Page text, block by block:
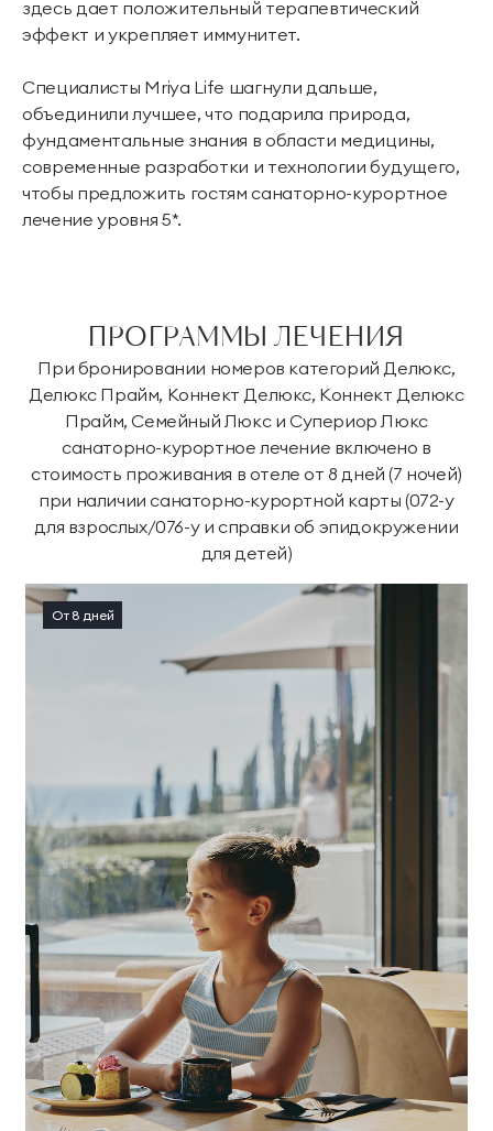
здесь дает положительный терапевтический
эффект и укрепляет иммунитет.
Специалисты Mriya Life шагнули дальше,
объединили лучшее, что подарила природа,
фундаментальные знания в области медицины,
современные разработки и технологии будущего,
чтобы предложить гостям санаторно-курортное
лечение уровня 5*.
ПРОГРАММЫ ЛЕЧЕНИЯ
При бронировании номеров категорий Делюкс,
Делюкс Прайм, Коннект Делюкс, Коннект Делюкс
Прайм, Семейный Люкс и Супериор Люкс
санаторно-курортное лечение включено в
стоимость проживания в отеле от 8 дней (7 ночей)
при наличии санаторно-курортной карты (072-у
для взрослых/076-у и справки об эпидокружении
для детей)
От 8 дней